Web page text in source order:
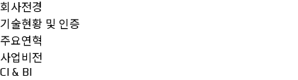
회사전경
기술현황 및 인증
주요연혁
사업비전
CI & BI